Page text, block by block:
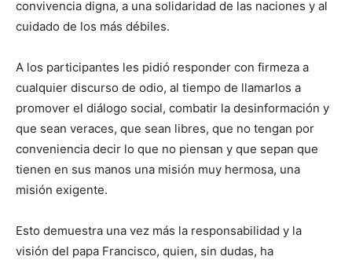
convivencia digna, a una solidaridad de las naciones y al
cuidado de los más débiles.
A los participantes les pidió responder con firmeza a
cualquier discurso de odio, al tiempo de llamarlos a
promover el diálogo social, combatir la desinformación y
que sean veraces, que sean libres, que no tengan por
conveniencia decir lo que no piensan y que sepan que
tienen en sus manos una misión muy hermosa, una
misión exigente.
Esto demuestra una vez más la responsabilidad y la
visión del papa Francisco, quien, sin dudas, ha